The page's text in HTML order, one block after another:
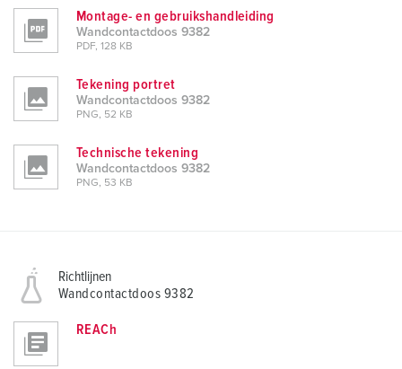
Montage- en gebruikshandleiding
Wandcontactdoos 9382
PDF, 128 KB
Tekening portret
Wandcontactdoos 9382
PNG, 52 KB
Technische tekening
Wandcontactdoos 9382
PNG, 53 KB
Richtlijnen
Wandcontactdoos 9382
REACh